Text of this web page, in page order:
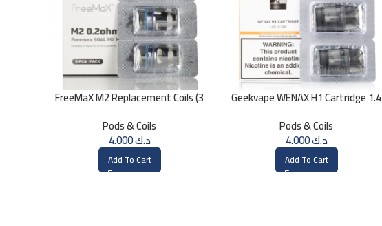
FreeMaX M2 Replacement Coils (3
Pods & Coils
د.ك4.000
Add To Cart
Geekvape WENAX H1 Cartridge 1.4
Pods & Coils
د.ك4.000
Add To Cart